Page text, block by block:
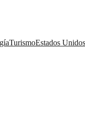
TurismoEstados Unidos